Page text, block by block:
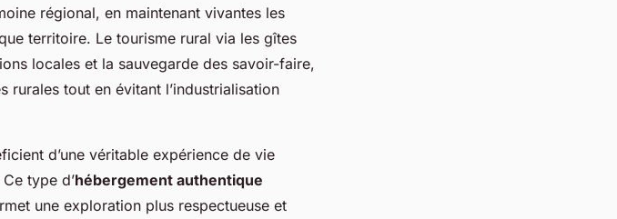
régional, en maintenant vivantes les
territoire. Le tourisme rural via les gîtes
locales et la sauvegarde des savoir-faire,
rurales tout en évitant l’industrialisation
d’une véritable expérience de vie
type d’hébergement authentique
une exploration plus respectueuse et